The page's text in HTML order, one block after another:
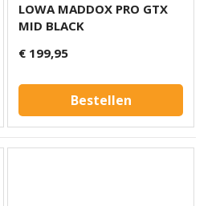
LOWA MADDOX PRO GTX
MID BLACK
€ 199,95
Bestellen